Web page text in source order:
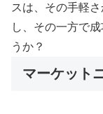
スは、その手軽
し、その一方で
うか？
マーケット